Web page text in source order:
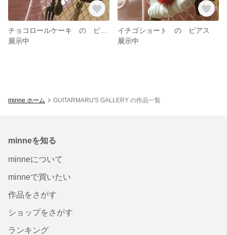
展示中
イチゴショート の ピアス
展示中
minne ホーム GUITARMARU'S GALLERY の作品一覧
minneを知る
minneについて
minneで買いたい
作品をさがす
ショップをさがす
ランキング